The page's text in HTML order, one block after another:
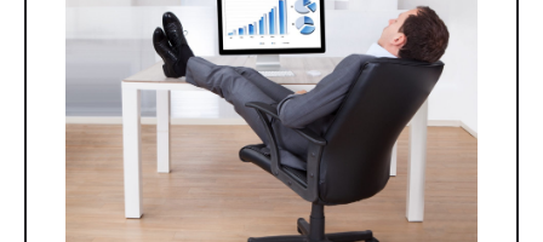
guter
ergonomischer Stuhl
wichtig?